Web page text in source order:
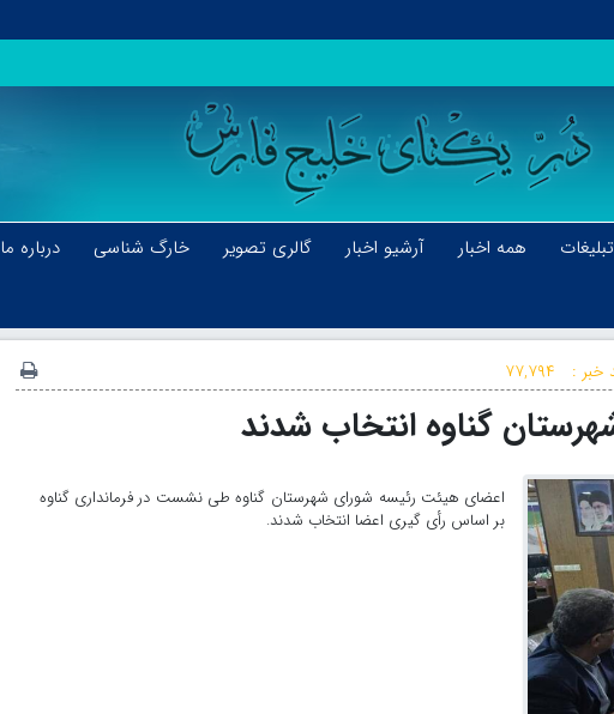
همه اخبار آرشیو اخبار گالری تصویر خارگ شناسی درباره ما
خبر : ۷۷,۷۹۴
گناوه انتخاب شدند
اعضای هیئت رئیسه شورای شهرستان گناوه طی نشست در فرمانداری گناوه
بر اساس رأی گیری اعضا انتخاب شدند.